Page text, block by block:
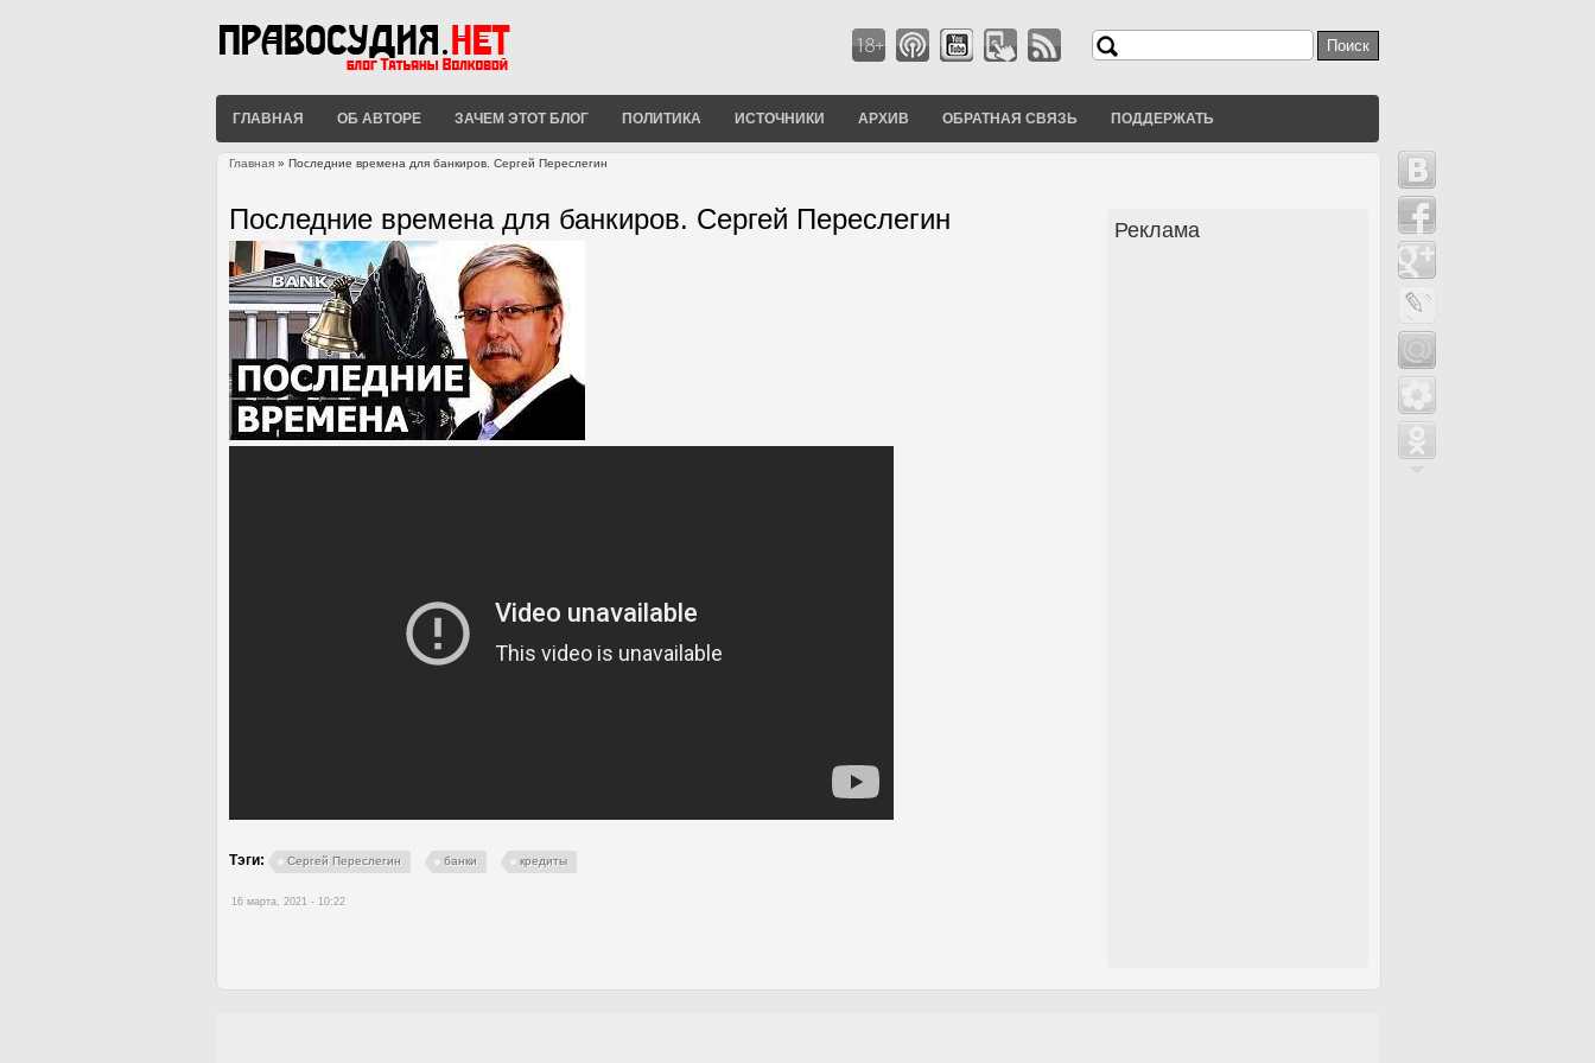
Форма поиска
Поиск
ГЛАВНАЯ ОБ АВТОРЕ ЗАЧЕМ ЭТОТ БЛОГ ПОЛИТИКА ИСТОЧНИКИ АРХИВ ОБРАТНАЯ СВЯЗЬ ПОДДЕРЖАТЬ
Главная » Последние времена для банкиров. Сергей Переслегин
Последние времена для банкиров. Сергей Переслегин
Тэги: Сергей Переслегин банки кредиты
16 марта, 2021 - 10:22
Реклама